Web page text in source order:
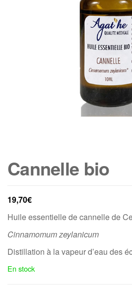
Cannelle bio
19,70€
Huile essentielle de cannelle de
Cinnamomum zeylanicum
Distillation à la vapeur d’eau des
En stock